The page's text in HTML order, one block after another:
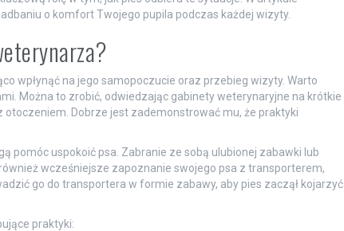
o komfort Twojego pupila podczas każdej wizyty.
wpłynąć na jego samopoczucie oraz przebieg wizyty. Warto
Można to zrobić, odwiedzając gabinety weterynaryjne na krótkie
Dobrze jest zademonstrować mu, że praktyki
pomóc uspokoić psa. Zabranie ze sobą ulubionej zabawki lub
wcześniejsze zapoznanie swojego psa z transporterem,
go do transportera w formie zabawy, aby pies zaczął kojarzyć
praktyki: